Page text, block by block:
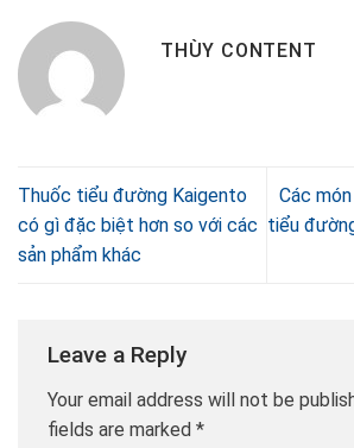
THÙY CONTENT
Thuốc tiểu đường Kaigento
có gì đặc biệt hơn so với các
sản phẩm khác
Các
tiểu
Leave a Reply
Your email address will not be
fields are marked *